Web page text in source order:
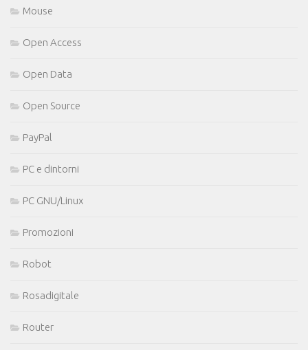
Mouse
Open Access
Open Data
Open Source
PayPal
PC e dintorni
PC GNU/Linux
Promozioni
Robot
Rosadigitale
Router